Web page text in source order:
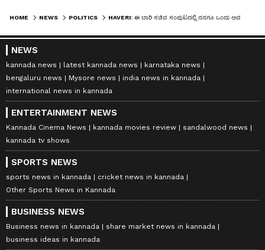
HOME NEWS POLITICS
NEWS
kannada news latest kannada news
karnataka news
bengaluru news
Mysore news
india news in kannada
international news in kannada
ENTERTAINMENT NEWS
Kannada Cinema News kannada movies review
sandalwood news
kannada tv shows
SPORTS NEWS
sports news in kannada
cricket news in kannada
Other Sports News in Kannada
BUSINESS NEWS
Business news in kannada
share market news in kannada
business ideas in kannada